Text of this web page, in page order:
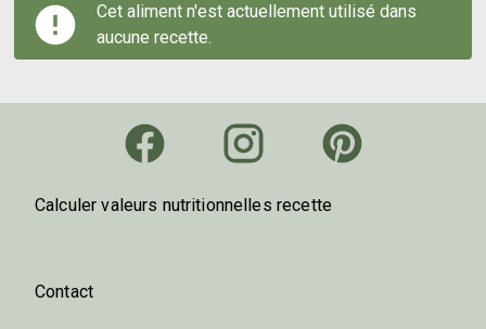
Cet aliment n'est actuellement utilisé dans
aucune recette.
Calculer valeurs nutritionnelles recette
Contact